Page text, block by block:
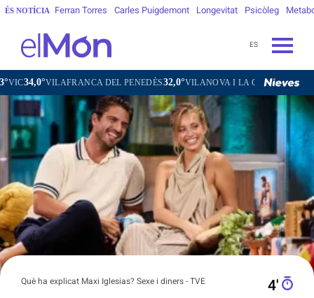
ÉS NOTÍCIA Ferran Torres Carles Puigdemont Longevitat Psicòleg
ES
DEL PENEDÈS32,0°VILANOVA I LA GELTRÚ31,9° LA SEU D'URGELL
Què ha explicat Maxi Iglesias? Sexe i diners - TVE 4′